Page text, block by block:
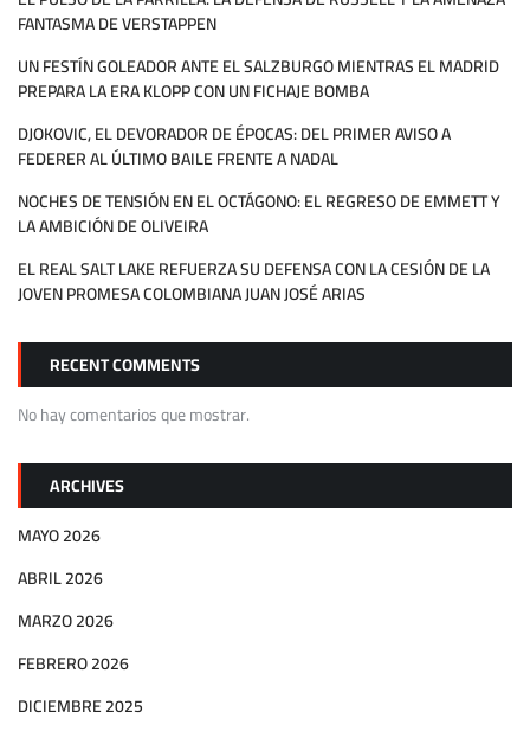
FANTASMA DE VERSTAPPEN
UN FESTÍN GOLEADOR ANTE EL SALZBURGO MIENTRAS EL MADRID
PREPARA LA ERA KLOPP CON UN FICHAJE BOMBA
DJOKOVIC, EL DEVORADOR DE ÉPOCAS: DEL PRIMER AVISO A
FEDERER AL ÚLTIMO BAILE FRENTE A NADAL
NOCHES DE TENSIÓN EN EL OCTÁGONO: EL REGRESO DE EMMETT Y
LA AMBICIÓN DE OLIVEIRA
EL REAL SALT LAKE REFUERZA SU DEFENSA CON LA CESIÓN DE LA
JOVEN PROMESA COLOMBIANA JUAN JOSÉ ARIAS
RECENT COMMENTS
No hay comentarios que mostrar.
ARCHIVES
MAYO 2026
ABRIL 2026
MARZO 2026
FEBRERO 2026
DICIEMBRE 2025